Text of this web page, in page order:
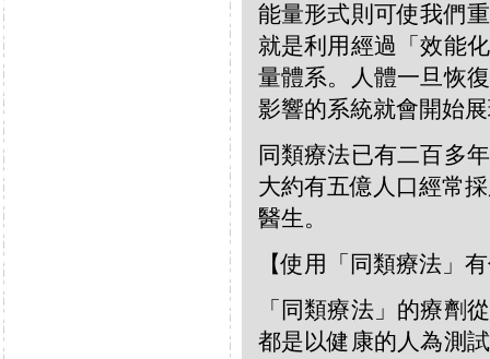
能量形式則可使我們
就是利用經過「效能
量體系。人體一旦恢
影響的系統就會開始
同類療法已有二百多
大約有五億人口經常
醫生。
【使用「同類療法」
「同類療法」的療劑
都是以健康的人為測